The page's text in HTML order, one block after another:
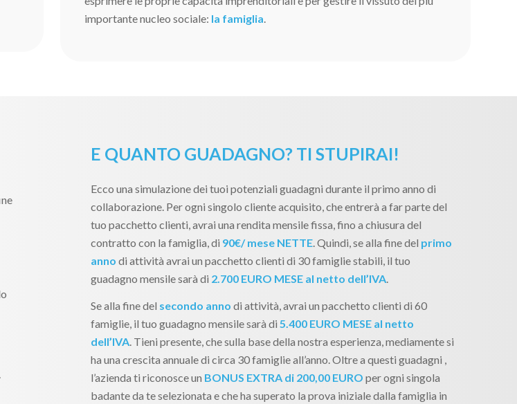
importante nucleo sociale: la famiglia.
E QUANTO GUADAGNO? TI STUPIRAI!
Ecco una simulazione dei tuoi potenziali guadagni durante il primo anno di
collaborazione. Per ogni singolo cliente acquisito, che entrerà a far parte del
tuo pacchetto clienti, avrai una rendita mensile fissa, fino a chiusura del
contratto con la famiglia, di 90€/ mese NETTE . Quindi, se alla fine del primo
anno di attività avrai un pacchetto clienti di 30 famiglie stabili, il tuo
guadagno mensile sarà di 2.700 EURO MESE al netto dell’IVA
Se alla fine del secondo anno di attività, avrai un pacchetto clienti di 60
famiglie, il tuo guadagno mensile sarà di5.400 EURO MESE al netto
dell’IVA. Tieni presente, che sulla base della nostra esperienza, mediamente si
ha una crescita annuale di circa 30 famiglie all’anno. Oltre a questi guadagni ,
l’azienda ti riconosce un BONUS EXTRA di 200,00 EURO per ogni singola
badante da te selezionata e che ha superato la prova iniziale dalla famiglia in